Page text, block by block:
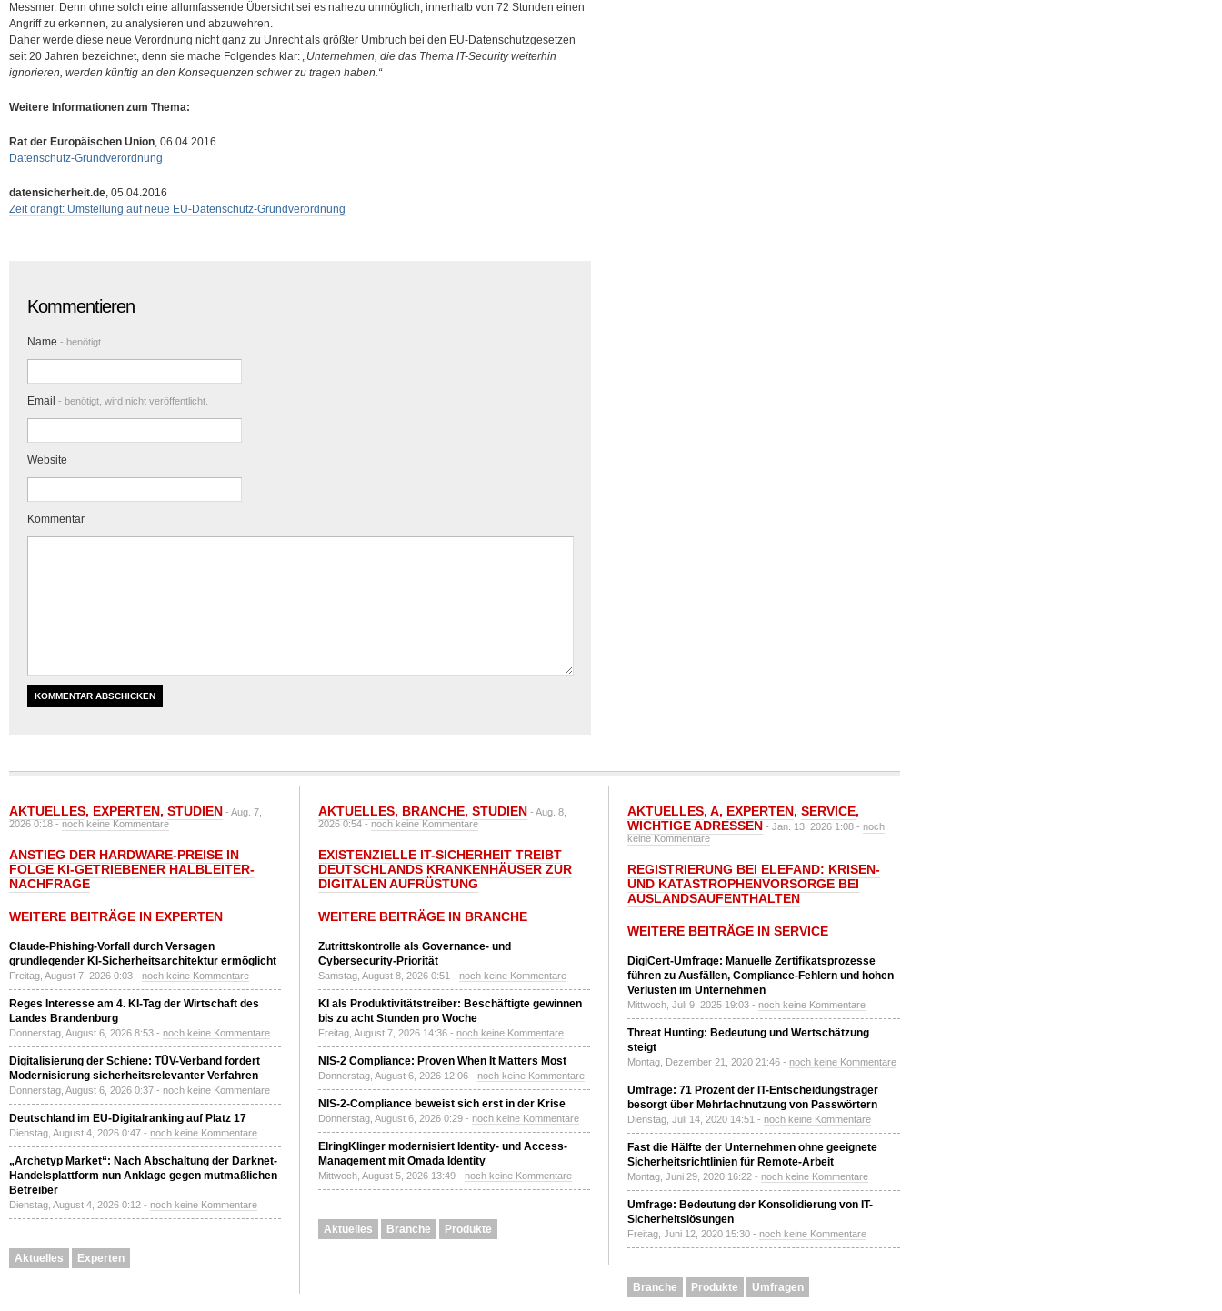
Messmer. Denn ohne solch eine allumfassende Übersicht sei es nahezu unmöglich, innerhalb von 72 Stunden einen
Angriff zu erkennen, zu analysieren und abzuwehren.
Daher werde diese neue Verordnung nicht ganz zu Unrecht als größter Umbruch bei den EU-Datenschutzgesetzen
seit 20 Jahren bezeichnet, denn sie mache Folgendes klar: „Unternehmen, die das Thema IT-Security weiterhin
ignorieren, werden künftig an den Konsequenzen schwer zu tragen haben.“
Weitere Informationen zum Thema:
Rat der Europäischen Union, 06.04.2016
Datenschutz-Grundverordnung
datensicherheit.de, 05.04.2016
Zeit drängt: Umstellung auf neue EU-Datenschutz-Grundverordnung
Kommentieren
Name - benötigt
Email - benötigt, wird nicht veröffentlicht.
Website
Kommentar
AKTUELLES, EXPERTEN, STUDIEN - Aug. 7,
2026 0:18 -noch keine Kommentare
ANSTIEG DER HARDWARE-PREISE IN
FOLGE KI-GETRIEBENER HALBLEITER-
NACHFRAGE
WEITERE BEITRÄGE IN EXPERTEN
Claude-Phishing-Vorfall durch Versagen
grundlegender KI-Sicherheitsarchitektur ermöglicht
Freitag, August 7, 2026 0:03 - noch keine Kommentare
Reges Interesse am 4. KI-Tag der Wirtschaft des
Landes Brandenburg
Donnerstag, August 6, 2026 8:53 - noch keine Kommentare
Digitalisierung der Schiene: TÜV-Verband fordert
Modernisierung sicherheitsrelevanter Verfahren
Donnerstag, August 6, 2026 0:37 - noch keine Kommentare
Deutschland im EU-Digitalranking auf Platz 17
Dienstag, August 4, 2026 0:47 - noch keine Kommentare
„Archetyp Market“: Nach Abschaltung der Darknet-
Handelsplattform nun Anklage gegen mutmaßlichen
Betreiber
Dienstag, August 4, 2026 0:12 - noch keine Kommentare
Aktuelles Experten
AKTUELLES, BRANCHE, STUDIEN - Aug. 8,
2026 0:54 -noch keine Kommentare
EXISTENZIELLE IT-SICHERHEIT TREIBT
DEUTSCHLANDS KRANKENHÄUSER ZUR
DIGITALEN AUFRÜSTUNG
WEITERE BEITRÄGE IN BRANCHE
Zutrittskontrolle als Governance- und
Cybersecurity-Priorität
Samstag, August 8, 2026 0:51 - noch keine Kommentare
KI als Produktivitätstreiber: Beschäftigte gewinnen
bis zu acht Stunden pro Woche
Freitag, August 7, 2026 14:36 - noch keine Kommentare
NIS-2 Compliance: Proven When It Matters Most
Donnerstag, August 6, 2026 12:06 - noch keine Kommentare
NIS-2-Compliance beweist sich erst in der Krise
Donnerstag, August 6, 2026 0:29 - noch keine Kommentare
ElringKlinger modernisiert Identity- und Access-
Management mit Omada Identity
Mittwoch, August 5, 2026 13:49 - noch keine Kommentare
Aktuelles Branche Produkte
AKTUELLES, A, EXPERTEN, SERVICE,
WICHTIGE ADRESSEN - Jan. 13, 2026 1:08 - noch
keine Kommentare
REGISTRIERUNG BEI ELEFAND: KRISEN-
UND KATASTROPHENVORSORGE BEI
AUSLANDSAUFENTHALTEN
WEITERE BEITRÄGE IN SERVICE
DigiCert-Umfrage: Manuelle Zertifikatsprozesse
führen zu Ausfällen, Compliance-Fehlern und hohen
Verlusten im Unternehmen
Mittwoch, Juli 9, 2025 19:03 - noch keine Kommentare
Threat Hunting: Bedeutung und Wertschätzung
steigt
Montag, Dezember 21, 2020 21:46 - noch keine Kommentare
Umfrage: 71 Prozent der IT-Entscheidungsträger
besorgt über Mehrfachnutzung von Passwörtern
Dienstag, Juli 14, 2020 14:51 - noch keine Kommentare
Fast die Hälfte der Unternehmen ohne geeignete
Sicherheitsrichtlinien für Remote-Arbeit
Montag, Juni 29, 2020 16:22 - noch keine Kommentare
Umfrage: Bedeutung der Konsolidierung von IT-
Sicherheitslösungen
Freitag, Juni 12, 2020 15:30 - noch keine Kommentare
Branche Produkte Umfragen